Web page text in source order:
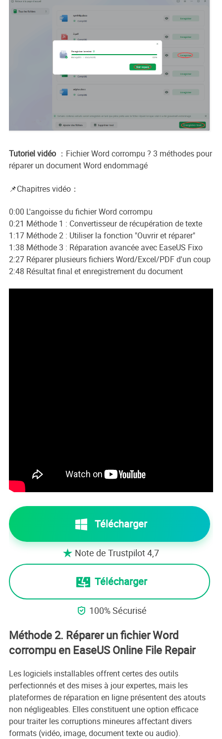
Tutoriel vidéo ：Fichier Word corrompu ? 3 méthodes pour
réparer un document Word endommagé
📌Chapitres vidéo：
0:00 L'angoisse du fichier Word corrompu
0:21 Méthode 1 : Convertisseur de récupération de texte
1:17 Méthode 2 : Utiliser la fonction "Ouvrir et réparer"
1:38 Méthode 3 : Réparation avancée avec EaseUS Fixo
2:27 Réparer plusieurs fichiers Word/Excel/PDF d'un coup
2:48 Résultat final et enregistrement du document
Télécharger
 Note de Trustpilot 4,7
Télécharger
 100% Sécurisé
Méthode 2. Réparer un fichier Word
corrompu en EaseUS Online File Repair
Les logiciels installables offrent certes des outils
perfectionnés et des mises à jour expertes, mais les
plateformes de réparation en ligne présentent des atouts
non négligeables. Elles constituent une option efficace
pour traiter les corruptions mineures affectant divers
formats (vidéo, image, document texte ou audio).